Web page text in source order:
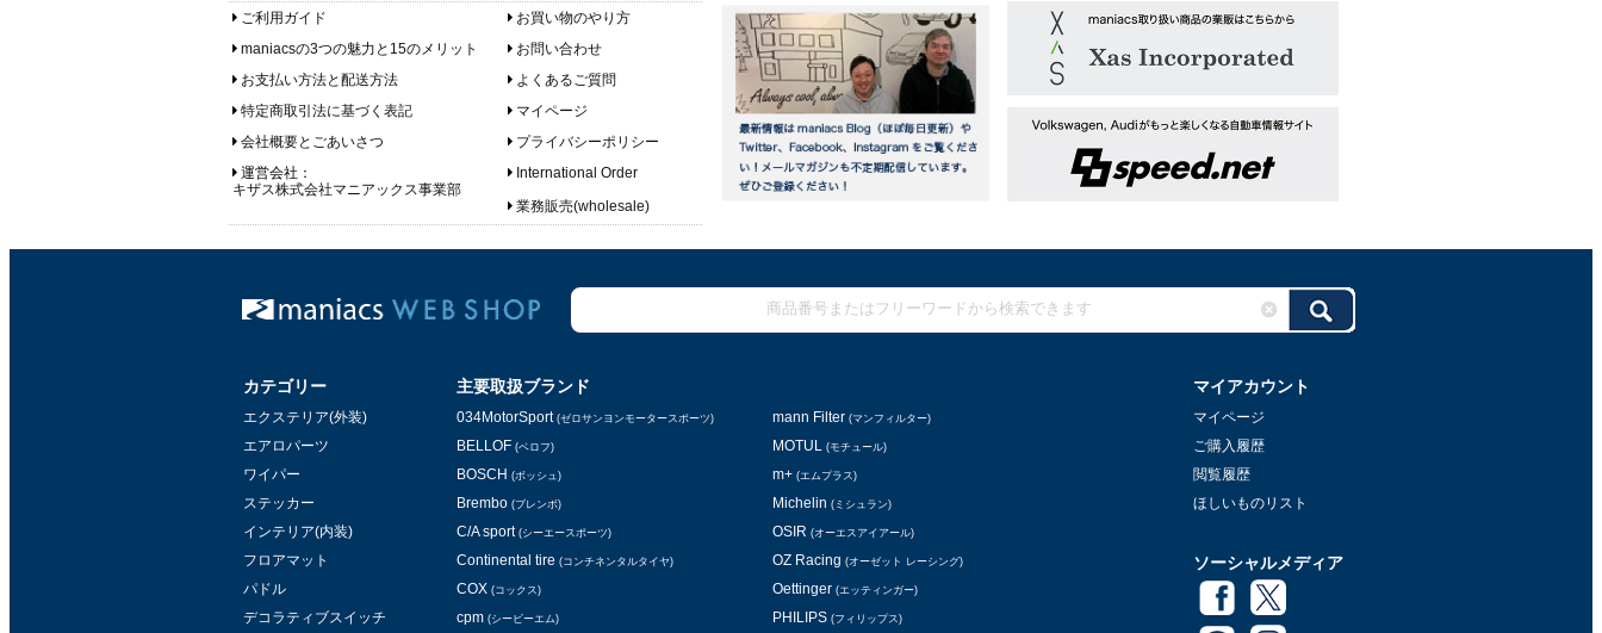
ご利用ガイド
お買い物のやり方
maniacsの3つの魅力と15のメリット
お問い合わせ
お支払い方法と配送方法
よくあるご質問
特定商取引法に基づく表記
マイページ
会社概要とごあいさつ
プライバシーポリシー
運営会社：
キザス株式会社マニアックス事業部
International Order
業務販売(wholesale)
カテゴリー
エクステリア(外装)
エアロパーツ
ワイパー
ステッカー
インテリア(内装)
フロアマット
パドル
デコラティブスイッチ
主要取扱ブランド
034MotorSport (ゼロサンヨンモータースポーツ)
BELLOF (ベロフ)
BOSCH (ボッシュ)
Brembo (ブレンボ)
C/A sport (シーエースポーツ)
Continental tire (コンチネンタルタイヤ)
COX (コックス)
cpm (シービーエム)
mann Filter (マンフィルター)
MOTUL (モチュール)
m+ (エムプラス)
Michelin (ミシュラン)
OSIR (オーエスアイアール)
OZ Racing (オーゼット レーシング)
Oettinger (エッティンガー)
PHILIPS (フィリップス)
マイアカウント
マイページ
ご購入履歴
閲覧履歴
ほしいものリスト
ソーシャルメディア